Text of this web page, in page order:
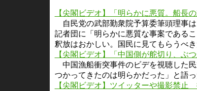
【尖閣ビデオ】「明らかに悪質。船長
自民党の武部勤衆院予算委筆頭理事
記者団に「明らかに悪質な事案である
釈放はおかしい。国民に見てもらうべ
【尖閣ビデオ】「中国側が舵切り、ぶ
中国漁船衝突事件のビデを視聴した
つかってきたのは明らかだった」と語っ
【尖閣ビデオ】ツイッターや撮影禁